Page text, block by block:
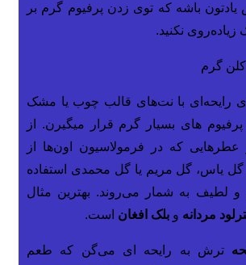
یادتون باشه که توی زدن پرفیوم گرم بر
نکنید.
رایحه‌ای با نت‌های قالب چوب یا مشک
های بسیار گرم قرار میگیرن. از
که در فرمولاسیون اون‌ها از
یاس، گل مریم یا گل محمدی استفاده
و لطیف به شمار می‌روند. بهترین مثال
مردانه و بلک افغان است.
ترش به رایحه ای می‌گن که طعم